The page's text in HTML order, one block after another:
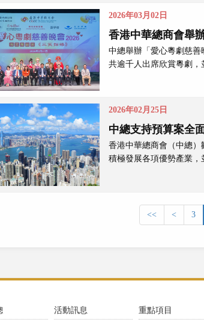
2026年03月02日
香港中華總商會舉
中總舉辦「愛心粵劇慈善
共逾千人出席欣賞粵劇，
2026年02月25日
中總支持預算案全
香港中華總商會（中總
積極發展各項優勢產業，
<< < 3
活動訊息 重點項目